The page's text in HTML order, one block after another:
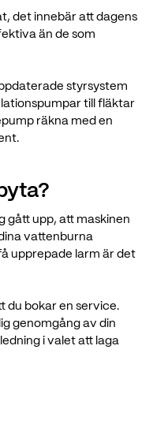
det innebär att dagens
än de som
styrsystem
till fläktar
räkna med en
gått upp, att maskinen
vattenburna
upprepade larm är det
du bokar en service.
genomgång av din
i valet att laga